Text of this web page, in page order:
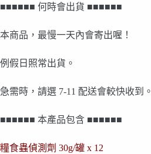
■■■■■■ 何時會出貨 ■■■■■■
本商品，最慢一天內會寄出喔！
例假日照常出貨。
急需時，請選 7-11 配送會較快收到。
■■■■■■ 本產品包含 ■■■■■■
糧食蟲偵測劑 30g/罐 x 12